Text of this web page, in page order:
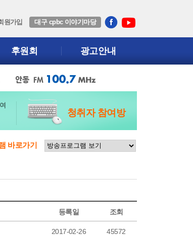
원가입 대구 cpbc 이야기마당
후원회 광고안내
청취자 참여방
바로가기
등록일 조회
2017-02-26 45572